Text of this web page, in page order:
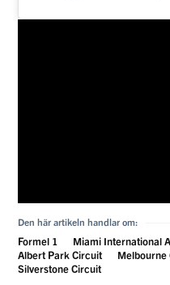
Den här artikeln handlar om:
Formel 1 Miami International
Albert Park Circuit
Melbourne
Silverstone Circuit